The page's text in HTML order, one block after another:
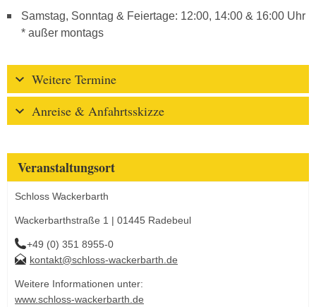
Samstag, Sonntag & Feiertage: 12:00, 14:00 & 16:00 Uhr
* außer montags
Weitere Termine
Anreise & Anfahrtsskizze
Veranstaltungsort
Schloss Wackerbarth
Wackerbarthstraße 1 | 01445 Radebeul
+49 (0) 351 8955-0
kontakt@schloss-wackerbarth.de
Weitere Informationen unter:
www.schloss-wackerbarth.de